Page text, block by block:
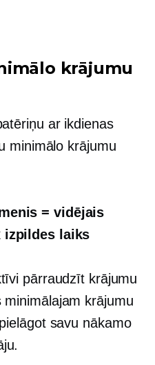
krājumu
ar ikdienas
minimālo krājumu
= vidējais
izpildes laiks
pārraudzīt krājumu
krājumu
savu nākamo